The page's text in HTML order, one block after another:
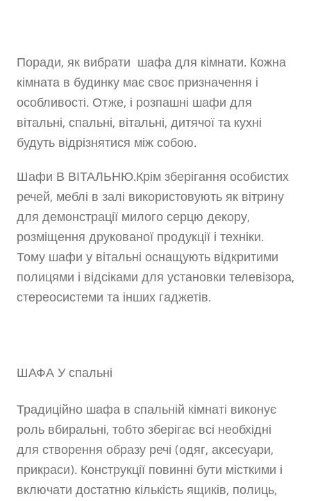
Поради, як вибрати шафа для кімнати. Кожна
кімната в будинку має своє призначення і
особливості. Отже, і розпашні шафи для
вітальні, спальні, вітальні, дитячої та кухні
будуть відрізнятися між собою.
Шафи В ВІТАЛЬНЮ.Крім зберігання особистих
речей, меблі в залі використовують як вітрину
для демонстрації милого серцю декору,
розміщення друкованої продукції і техніки.
Тому шафи у вітальні оснащують відкритими
полицями і відсіками для установки телевізора,
стереосистеми та інших гаджетів.
ШАФА У спальні
Традиційно шафа в спальній кімнаті виконує
роль вбиральні, тобто зберігає всі необхідні
для створення образу речі (одяг, аксесуари,
прикраси). Конструкції повинні бути місткими і
включати достатню кількість ящиків, полиць,